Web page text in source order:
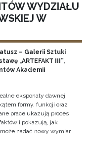
WYDZIAŁU
W
– Galerii Sztuki
„ARTEFAKT III”,
Akademii
eksponaty dawnej
formy, funkcji oraz
prace ukazują proces
i pokazują, jak
nadać nowy wymiar